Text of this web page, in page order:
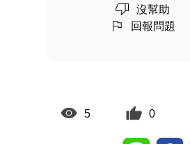
沒幫助
回報問題
5 0